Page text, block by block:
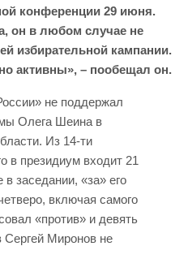
конференции 29 июня.
он в любом случае не
избирательной кампании.
активны», – пообещал он.
не поддержал
Олега Шеина в
Из 14-ти
в президиум входит 21
заседании, «за» его
включая самого
«против» и девять
Сергей Миронов не